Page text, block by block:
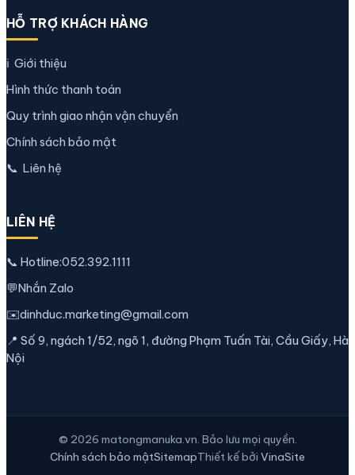
HỖ TRỢ KHÁCH HÀNG
ℹ️ Giới thiệu
Hình thức thanh toán
Quy trình giao nhận vận chuyển
Chính sách bảo mật
📞 Liên hệ
LIÊN HỆ
📞 Hotline:052.392.1111
💬Nhắn Zalo
✉️dinhduc.marketing@gmail.com
📍 Số 9, ngách 1/52, ngõ 1, đường Phạm Tuấn Tài, Cầu Giấy, Hà
Nội
© 2026 matongmanuka.vn. Bảo lưu mọi quyền.
Chính sách bảo mậtSitemapThiết kế bởi VinaSite